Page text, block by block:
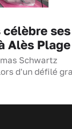
célèbre
Alès Plage
Schwartz
d'un défilé